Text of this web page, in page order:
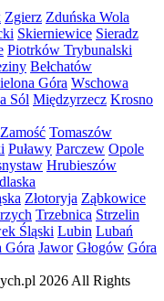
Zgierz Zduńska Wola
Skierniewice Sieradz
Piotrków Trybunalski
Bełchatów
Góra Wschowa
Sól Międzyrzecz Krosno
Zamość Tomaszów
Puławy Parczew Opole
Hrubieszów
Złotoryja Ząbkowice
Trzebnica Strzelin
Śląski Lubin Lubań
Góra Jawor Głogów Góra
2026 All Rights